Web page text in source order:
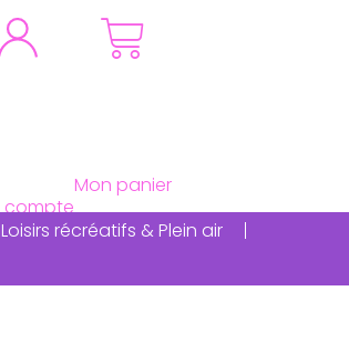
Loisirs récréatifs & Plein air